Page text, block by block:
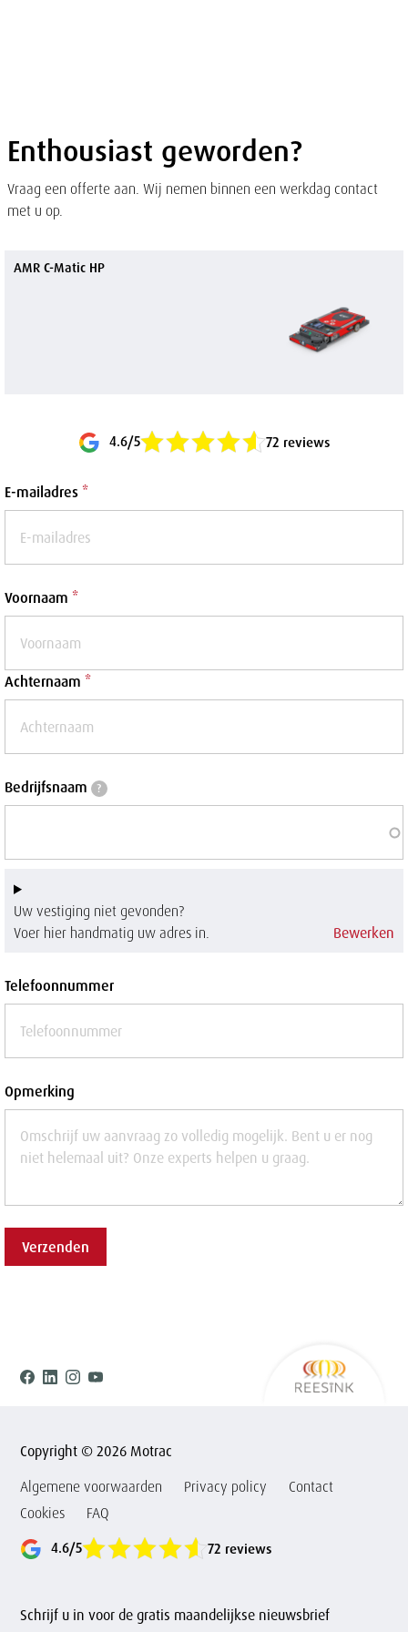
E-mailadres *
Voornaam *
Achternaam *
Bedrijfsnaam
Bedrijfsnaam ?
Uw vestiging niet gevonden?
Voer hier handmatig uw adres in.
Bewerken
Telefoonnummer
Opmerking
Verzenden
AMR C-Matic HP
4.6/5 72 reviews
Enthousiast geworden?
Vraag een offerte aan. Wij nemen binnen een werkdag contact
met u op.
Facebook
LinkedinInstagram
Youtube
Copyright © 2026 Motrac
Algemene voorwaarden
Privacy policy
Contact
Cookies
FAQ
4.6/5 72 reviews
Schrijf u in voor de gratis maandelijkse nieuwsbrief